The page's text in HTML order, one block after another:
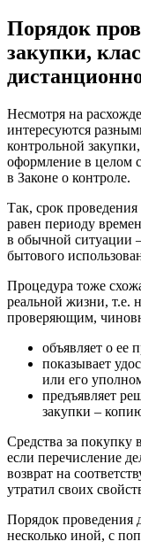
Порядок
закупки,
Несмотря на
интересуются
контрольной
оформление в целом
в Законе о контроле.
Так, срок
равен периоду
в обычной ситуации
бытового
Процедура тоже
реальной жизни, т.е.
проверяющим,
объявляет о ее
показывает
или его
предъявляет
закупки –
Средства за покупку
если перечисление
возврат на
утратил своих
Порядок проведения
несколько иной, с